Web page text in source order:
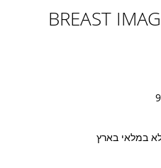
BREAST